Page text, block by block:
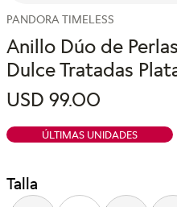
PANDORA TIMELESS
Anillo Dúo de
Dulce Tratadas
USD 99.00
ÚLTIMAS UNIDADES
Talla